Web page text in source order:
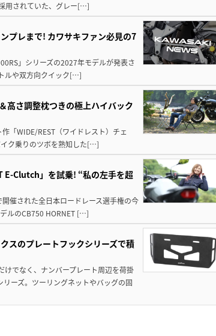
用されていた、グレー[…]
プレまで! カワサキファン必見の7
」シリーズの2027年モデルが発表さ
ルや双方向クイック[…]
高さ調整枕つきの極上ハイバック
「WIDE/REST（ワイドレスト）チェ
ク乗りのツボを熟知した[…]
E-Clutch」を試乗! “私の左手を超
催された全日本ロードレース選手権の今
ルのCB750 HORNET […]
スのプレートフックシリーズで積
けでなく、ナンバープレート周辺を荷掛
ーズ。ツーリングネットやバッグの固